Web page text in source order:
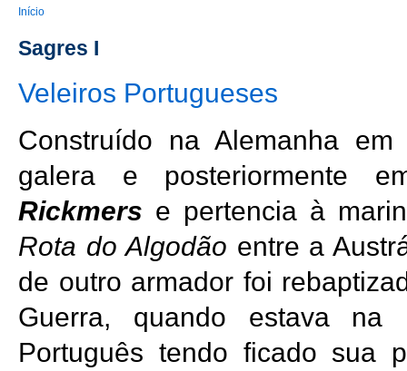
You are here
Início
Sagres I
Veleiros Portugueses
Construído na Alemanha
galera e posteriormente
Rickmers e pertencia à
Rota do Algodão entre a
de outro armador foi
Guerra, quando estava na
Português tendo ficado sua